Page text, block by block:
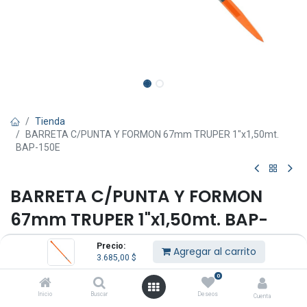
Precio:
3.685,00 $ Agregar al carrito
Inicio Buscar
0
Deseos Cuenta
Tienda
BARRETA C/PUNTA Y FORMON 67mm TRUPER 1"x1,50mt.
BAP-150E
BARRETA C/PUNTA Y FORMON
67mm TRUPER 1"x1,50mt. BAP-
150E
(0 reseña)
3.685,00 IVA Incluido